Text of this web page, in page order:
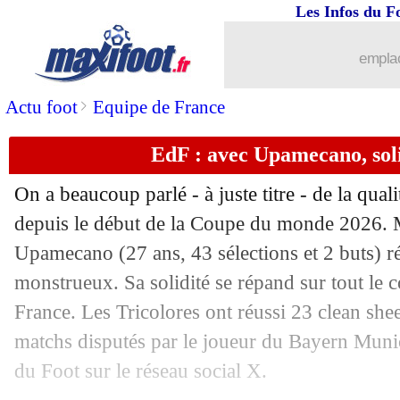
Actu foot> Equipe de France
Les Infos du
EdF : avec Upamecano,
On a beaucoup parlé - à juste titre - de la
depuis le début de la Coupe du monde 2026.
Upamecano (27 ans, 43 sélections et 2 buts)
monstrueux. Sa solidité se répand sur tout le
France. Les Tricolores ont réussi 23 clean
matchs disputés par le joueur du Bayern
du Foot sur le réseau social X.
: Digard sent Ounahi libéré
05/07 EdF: A. Rabiot - "ils n'ont pas joué
05/07 Audiences TV: un carton pour les
: Deschamps, son respect pour
05/07 OM: Richard explique le rôle de
05/07 EdF: Lizarazu salue l'entrée de Doué
05/07 Paraguay: la mère de DD, Alfaro
05/07 EdF : Deschamps déplore des